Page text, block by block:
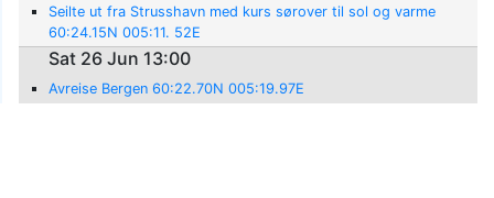
Seilte ut fra Strusshavn med kurs sørover til sol og varme
60:24.15N 005:11. 52E
Sat 26 Jun 13:00
Avreise Bergen 60:22.70N 005:19.97E